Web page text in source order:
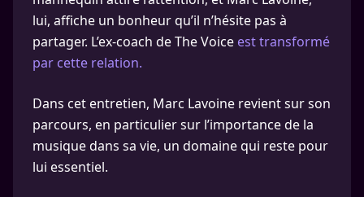
lui, affiche un bonheur qu’il n’hésite pas à
partager. L’ex-coach de The Voice est transformé
par cette relation.
Dans cet entretien, Marc Lavoine revient sur son
parcours, en particulier sur l’importance de la
musique dans sa vie, un domaine qui reste pour
lui essentiel.